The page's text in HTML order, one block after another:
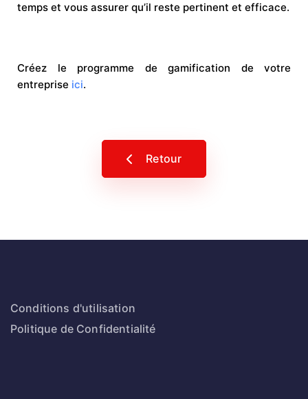
temps et vous assurer qu’il reste pertinent et efficace.
Créez le programme de gamification de votre
entreprise ici.
Retour
Conditions d'utilisation
Politique de Confidentialité